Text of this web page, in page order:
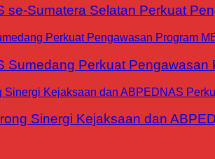
se-Sumatera Selatan Perkuat
Sumedang Perkuat Pengawasan
Sinergi Kejaksaan dan